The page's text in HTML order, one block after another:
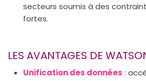
secteurs soumis à des
fortes.
LES AVANTAGES DE
Unification des données :